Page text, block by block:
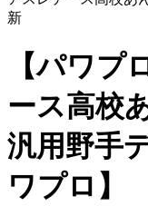
新
【パワプ
ース高校
汎用野手
ワプロ】